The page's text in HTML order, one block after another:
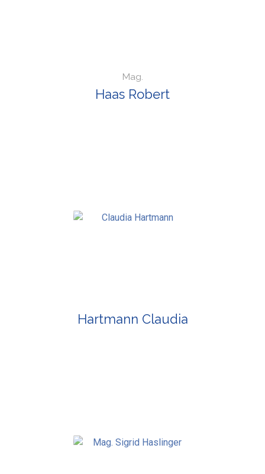
Mag.
Haas Robert
Hartmann Claudia